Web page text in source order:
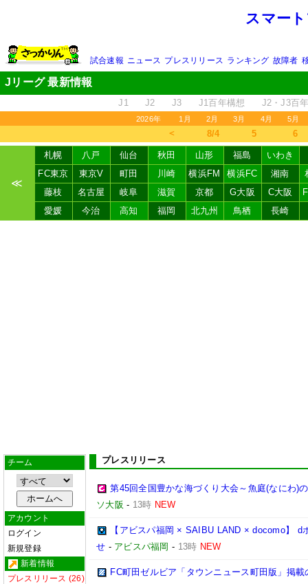
スマー
試合速報 ニュース プレスリリース ランキング 故障者
Jリーグ 最新情報
J1 J2 J3 J1百年構想 J2・J3百
2026年 1月 2月 3月 4月 5月
＜ 8/4 5 6
≪
札幌 八戸 仙台 秋田 山形 福島
いわき
FC東京
東京V 町田 川崎 横浜FM 横浜FC 湘南
藤枝
名古屋 岐阜 滋賀 京都 G大阪 C大阪
愛媛
今治 高知 福岡 北九州 鳥栖 長崎
チーム
アカウント
ログイン
新規登録
新着情報
プレスリリース (26)
プレスリリース
第45回全国豊かな海づくり大会～魚庭(なにわ)
ソ大阪 - 13時 NEW
【アビスパ福岡 × SAIBU LAND × docomo】
せ - アビスパ福岡 - 13時 NEW
FC町田ゼルビア「タウンニュース町田版」掲載